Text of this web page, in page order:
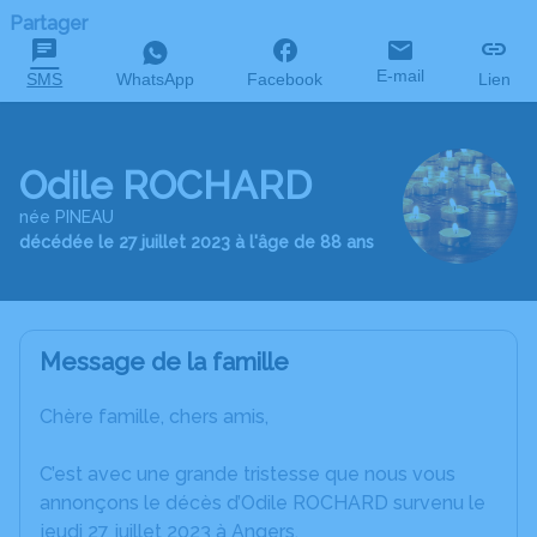
Partager
SMS WhatsApp Facebook E-mail Lien
Odile ROCHARD
née PINEAU
décédée le 27 juillet 2023 à l'âge de 88 ans
Message de la famille
Chère famille, chers amis,
C’est avec une grande tristesse que nous vous
annonçons le décès d’Odile ROCHARD survenu le
jeudi 27 juillet 2023 à Angers.